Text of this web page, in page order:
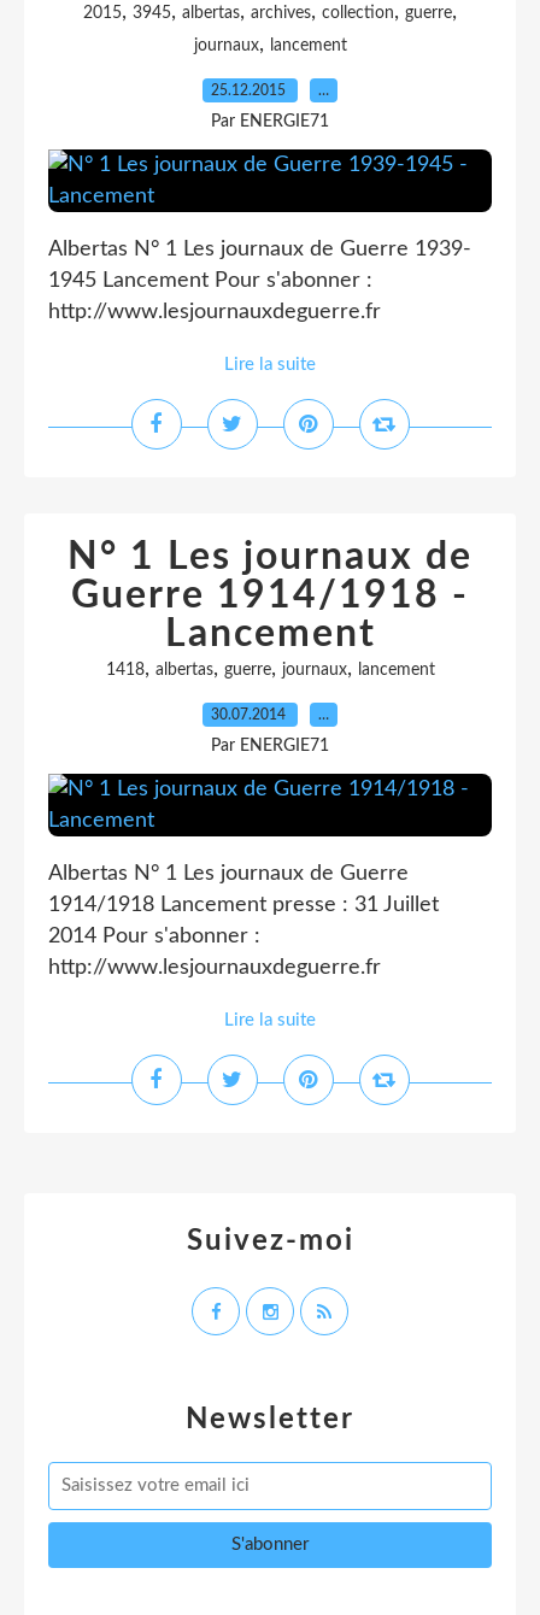
2015, 3945, albertas, archives, collection, guerre,
journaux, lancement
25.12.2015 …
Par ENERGIE71
Albertas N° 1 Les journaux de Guerre 1939-
1945 Lancement Pour s'abonner :
http://www.lesjournauxdeguerre.fr
Lire la suite
N° 1 Les journaux de
Guerre 1914/1918 -
Lancement
1418, albertas, guerre, journaux, lancement
30.07.2014 …
Par ENERGIE71
Albertas N° 1 Les journaux de Guerre
1914/1918 Lancement presse : 31 Juillet
2014 Pour s'abonner :
http://www.lesjournauxdeguerre.fr
Lire la suite
Newsletter
Suivez-moi